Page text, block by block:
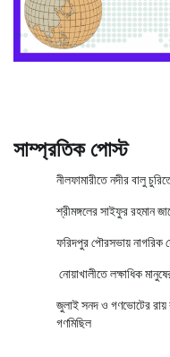
সাম্প্রতিক পোস্ট
নীলফামারীতে নদীর বালু
শ্রীমঙ্গলের সাইফুর রহমান
ফরিদপুর পৌরসভায় নাগরিক
নোয়াখালীতে লক্ষাধিক
জুলাই সনদ ও গণভোটের রায়
গণমিছিল